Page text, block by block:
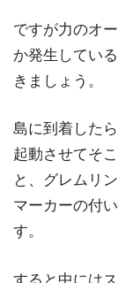
ですが力のオ
か発生してい
きましょう。
島に到着した
起動させてそ
と、グレムリ
マーカーの付
す。